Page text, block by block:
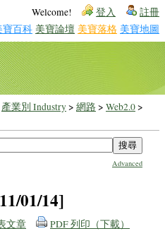
Welcome! 登入 註冊
寶百科 美寶論壇 美寶落格 美寶地圖
產業別 Industry> 網路 > Web2.0>
Advanced
01/14]
文章 PDF 列印（下載）